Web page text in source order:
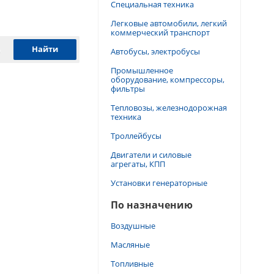
Специальная техника
Легковые автомобили, легкий
коммерческий транспорт
Автобусы, электробусы
Промышленное
оборудование, компрессоры,
фильтры
Тепловозы, железнодорожная
техника
Троллейбусы
Двигатели и силовые
агрегаты, КПП
Установки генераторные
По назначению
Воздушные
Масляные
Топливные